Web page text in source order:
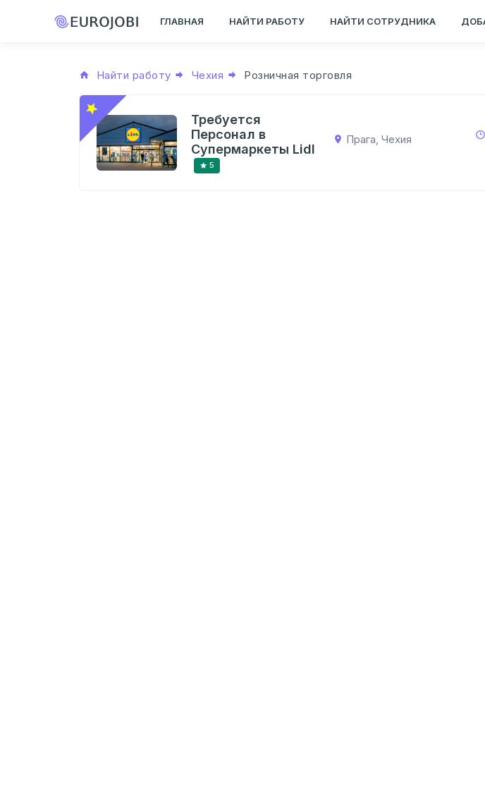
ГЛАВНАЯ НАЙТИ РАБОТУ НАЙТИ СОТРУДНИКА
Найти работу Чехия Розничная торговля
Требуется
Персонал в
Супермаркеты Lidl
5
Прага, Чехия